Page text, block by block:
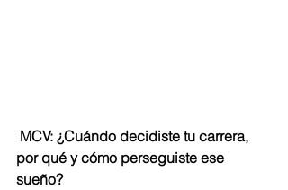
por qué y cómo perseguiste ese
sueño?